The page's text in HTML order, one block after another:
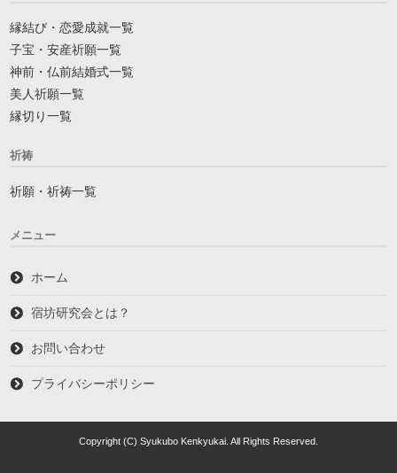
縁結び・恋愛成就一覧
子宝・安産祈願一覧
神前・仏前結婚式一覧
美人祈願一覧
縁切り一覧
祈祷
祈願・祈祷一覧
メニュー
ホーム
宿坊研究会とは？
お問い合わせ
プライバシーポリシー
Copyright (C) Syukubo Kenkyukai. All Rights Reserved.